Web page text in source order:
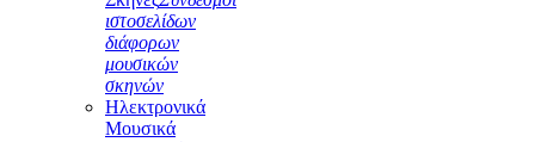
ιστοσελίδων
διάφορων
μουσικών
σκηνών
Ηλεκτρονικά
Μουσικά